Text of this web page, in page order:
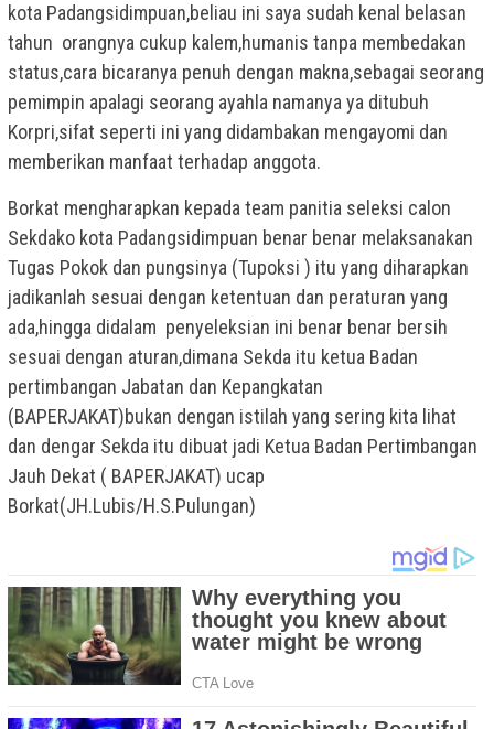
kota Padangsidimpuan,beliau ini saya sudah kenal belasan
tahun orangnya cukup kalem,humanis tanpa membedakan
status,cara bicaranya penuh dengan makna,sebagai seorang
pemimpin apalagi seorang ayahla namanya ya ditubuh
Korpri,sifat seperti ini yang didambakan mengayomi dan
memberikan manfaat terhadap anggota.
Borkat mengharapkan kepada team panitia seleksi calon
Sekdako kota Padangsidimpuan benar benar melaksanakan
Tugas Pokok dan pungsinya (Tupoksi ) itu yang diharapkan
jadikanlah sesuai dengan ketentuan dan peraturan yang
ada,hingga didalam penyeleksian ini benar benar bersih
sesuai dengan aturan,dimana Sekda itu ketua Badan
pertimbangan Jabatan dan Kepangkatan
(BAPERJAKAT)bukan dengan istilah yang sering kita lihat
dan dengar Sekda itu dibuat jadi Ketua Badan Pertimbangan
Jauh Dekat ( BAPERJAKAT) ucap
Borkat(JH.Lubis/H.S.Pulungan)